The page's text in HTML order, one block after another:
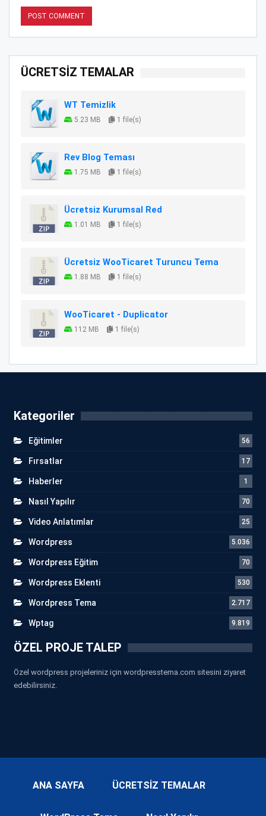
ÜCRETSİZ TEMALAR
WT Temizlik
5.23 MB 1 file(s)
Rev Blog Teması
1.75 MB 1 file(s)
Ücretsiz Kurumsal Red
1.01 MB 1 file(s)
Ücretsiz WooTicaret Turuncu Tema
1.88 MB 1 file(s)
WooTicaret - Duplicator
112 MB 1 file(s)
Kategoriler
Eğitimler 56
Fırsatlar 17
Haberler 1
Nasıl Yapılır 70
Video Anlatımlar 25
Wordpress 5.036
Wordpress Eğitim 70
Wordpress Eklenti 530
Wordpress Tema 2.717
Wptag 9.819
ÖZEL PROJE TALEP
Özel wordpress projeleriniz için wordpresstema.com sitesini ziyaret
edebilirsiniz.
ANA SAYFA ÜCRETSİZ TEMALAR